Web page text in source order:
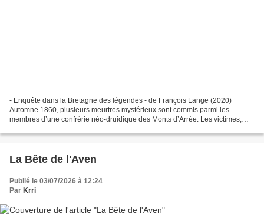
- Enquête dans la Bretagne des légendes - de François Lange (2020)
Automne 1860, plusieurs meurtres mystérieux sont commis parmi les
membres d’une confrérie néo-druidique des Monts d’Arrée. Les victimes,
La Bête de l'Aven
Publié le 03/07/2026 à 12:24
Par Krri